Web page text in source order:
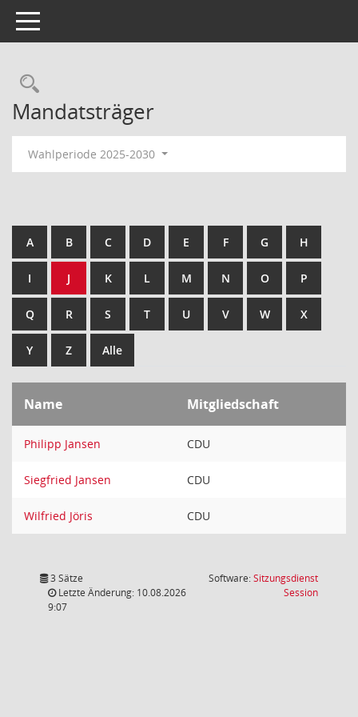
Toggle navigation
Rechercheauswahl
Mandatsträger
Wahlperiode 2025-2030
A B C D E F G H
I J K L M N O P
Q R S T U V W X
Y Z Alle
Name Mitgliedschaft
Philipp Jansen CDU
Siegfried Jansen CDU
Wilfried Jöris CDU
3 Sätze
Letzte Änderung: 10.08.2026
9:07
Software:Sitzungsdienst
Session(Wird in